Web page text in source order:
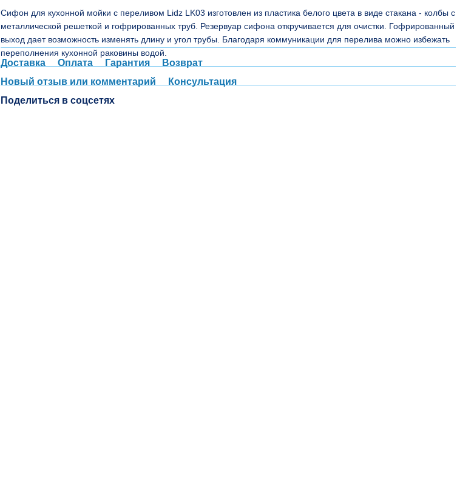
Сифон для кухонной мойки с переливом Lidz LK03 изготовлен из пластика белого цвета в виде стакана - колбы с
металлической решеткой и гофрированных труб. Резервуар сифона откручивается для очистки. Гофрированный
выход дает возможность изменять длину и угол трубы. Благодаря коммуникации для перелива можно избежать
переполнения кухонной раковины водой.
Доставка Оплата Гарантия
Возврат
Новый отзыв или комментарий
Консультация
Поделиться в соцсетях